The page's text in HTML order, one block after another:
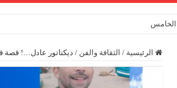
الخامس
الرئيسية / الثقافة والفن / ديكتاتور عادل…! قصة